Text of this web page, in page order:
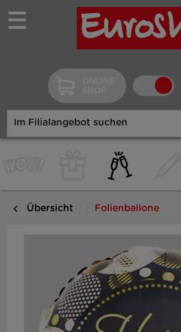
Übersicht Folienballone